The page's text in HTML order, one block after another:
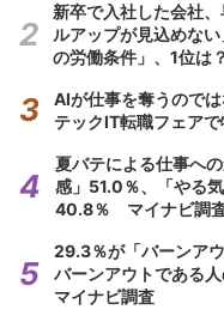
新卒で入社した会社
ルアップが見込めな
の労働条件」、1位は？
AIが仕事を奪うので
テックIT転職フェア
夏バテによる仕事へ
感」51.0％、「やる
40.8％ マイナビ調
29.3％が「バーンア
バーンアウトである
マイナビ調査